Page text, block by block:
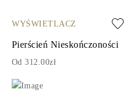
WYŚWIETLACZ
Pierścień Nieskończoności
Od 312.00zł